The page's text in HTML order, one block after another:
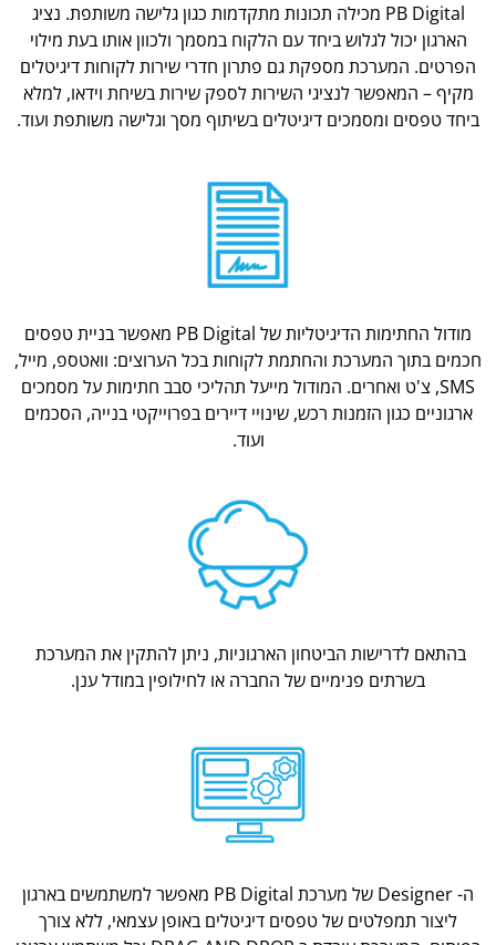
PB Digital מכילה תכונות מתקדמות כגון גלישה משותפת. נציג
הארגון יכול לגלוש ביחד עם הלקוח במסמך ולכוון אותו בעת מילוי
הפרטים. המערכת מספקת גם פתרון חדרי שירות לקוחות דיגיטלים
מקיף – המאפשר לנציגי השירות לספק שירות בשיחת וידאו, למלא
ביחד טפסים ומסמכים דיגיטלים בשיתוף מסך וגלישה משותפת ועוד.
מודול החתימות הדיגיטליות של PB Digital מאפשר בניית טפסים
חכמים בתוך המערכת והחתמת לקוחות בכל הערוצים: וואטספ, מייל,
SMS, צ'ט ואחרים. המודול מייעל תהליכי סבב חתימות על מסמכים
ארגוניים כגון הזמנות רכש, שינויי דיירים בפרוייקטי בנייה, הסכמים
ועוד.
בהתאם לדרישות הביטחון הארגוניות, ניתן להתקין את המערכת
בשרתים פנימיים של החברה או לחילופין במודל ענן.
ה- Designer של מערכת PB Digital מאפשר למשתמשים בארגון
ליצור תמפלטים של טפסים דיגיטלים באופן עצמאי, ללא צורך